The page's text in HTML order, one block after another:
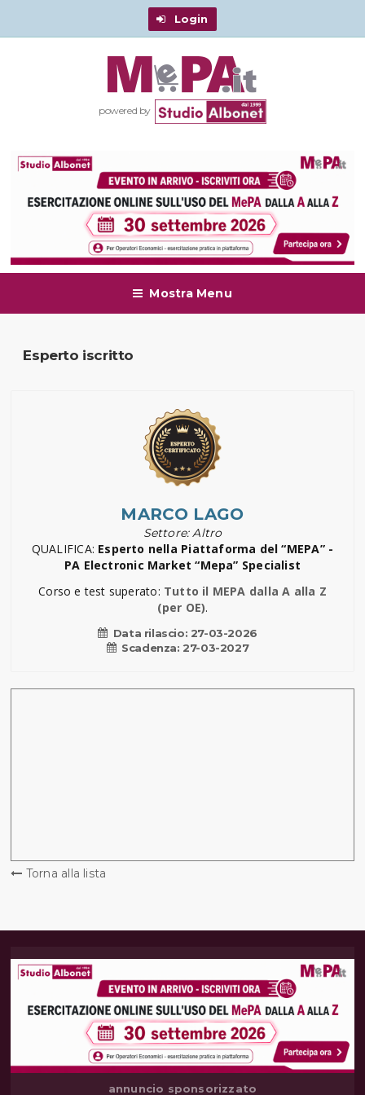
Login
powered by
Mostra Menu
Esperto iscritto
MARCO LAGO
Settore: Altro
QUALIFICA: Esperto nella Piattaforma del “MEPA” -
PA Electronic Market “Mepa” Specialist
Corso e test superato: Tutto il MEPA dalla A alla Z
(per OE).
Data rilascio: 27-03-2026
Scadenza: 27-03-2027
Torna alla lista
annuncio sponsorizzato